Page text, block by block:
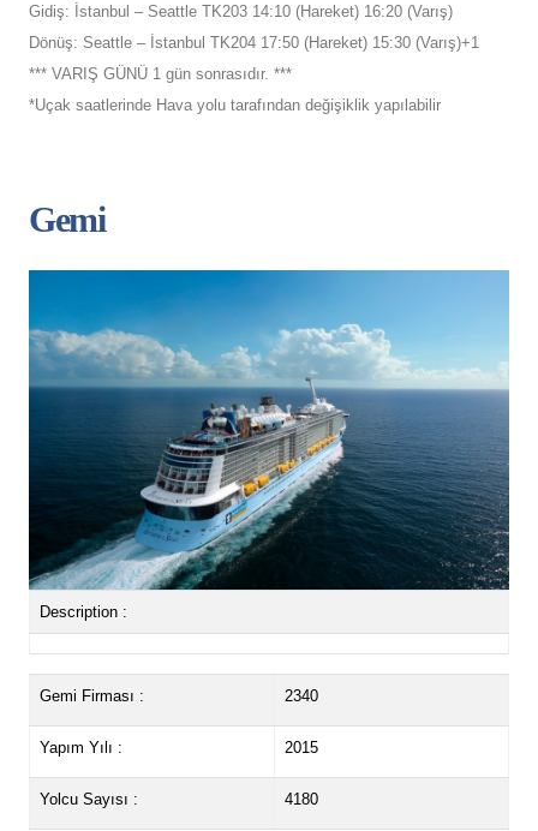
Gidiş: İstanbul – Seattle TK203 14:10 (Hareket) 16:20 (Varış)
Dönüş: Seattle – İstanbul TK204 17:50 (Hareket) 15:30 (Varış)+1
*** VARIŞ GÜNÜ 1 gün sonrasıdır. ***
*Uçak saatlerinde Hava yolu tarafından değişiklik yapılabilir
Gemi
Description :
Gemi Firması : 2340
Yapım Yılı : 2015
Yolcu Sayısı : 4180